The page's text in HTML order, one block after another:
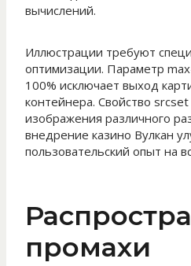
вычислений.
Иллюстрации требуют
оптимизации. Параметр
100% исключает выход
контейнера. Свойство srcset
изображения различного
внедрение казино Вулкан
пользовательский опыт на
промахи